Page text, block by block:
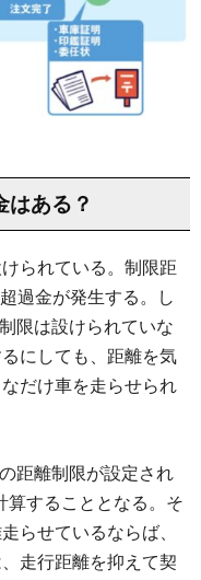
はある？
られている。制限距
過金が発生する。し
限は設けられていな
にしても、距離を気
だけ車を走らせられ
距離制限が設定され
算することとなる。そ
らせているならば、
走行距離を抑えて契